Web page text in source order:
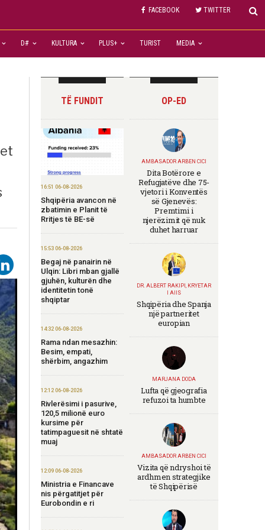
FACEBOOK TWITTER
D# KULTURA PLUS+ TURIST MEDIA
TË FUNDIT
16:51 06-08-2026
Shqipëria avancon në
zbatimin e Planit të
Rritjes të BE-së
15:53 06-08-2026
Begaj në panairin në
Ulqin: Libri mban gjallë
gjuhën, kulturën dhe
identitetin tonë
shqiptar
14:32 06-08-2026
Rama ndan mesazhin:
Besim, empati,
shërbim, angazhim
12:12 06-08-2026
Rivlerësimi i pasurive,
120,5 milionë euro
kursime për
tatimpaguesit në shtatë
muaj
12:09 06-08-2026
Ministria e Financave
nis përgatitjet për
Eurobondin e ri
OP-ED
AMBASADOR ARBEN CICI
Dita Botërore e
Refugjatëve dhe 75-
vjetori i Konventës
së Gjenevës:
Premtimi i
njerëzimit që nuk
duhet harruar
DR. ALBERT RAKIPI, KRYETAR
I AIIS
Shqipëria dhe Spanja
një partneritet
europian
MARJANA DODA
Lufta që gjeografia
refuzoi ta humbte
AMBASADOR ARBEN CICI
Vizita që ndryshoi të
ardhmen strategjike
të Shqipërisë